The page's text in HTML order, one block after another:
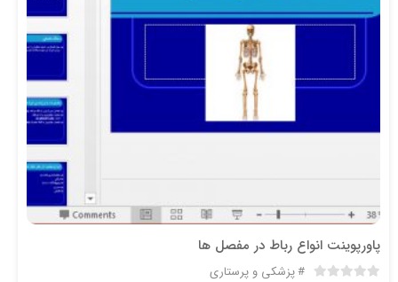
پاورپوینت انواع رباط در مفصل ها
پزشکی و پرستاری